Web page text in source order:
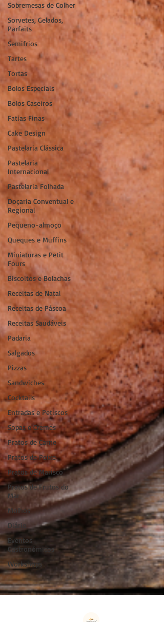
Sobremesas de Colher
Sorvetes, Gelados,
Parfaits
Semifrios
Tartes
Tortas
Bolos Especiais
Bolos Caseiros
Fatias Finas
Cake Design
Pastelaria Clássica
Pastelaria
Internacional
Pastelaria Folhada
Doçaria Conventual e
Regional
Pequeno-almoço
Queques e Muffins
Miniaturas e Petit
Fours
Biscoitos e Bolachas
Receitas de Natal
Receitas de Páscoa
Receitas Saudáveis
Padaria
Salgados
Pizzas
Sandwiches
Cocktails
Entradas e Petiscos
Sopas e Cremes
Pratos de Carne
Pratos de Peixe
Pratos de Marisco
Pratos de Frutos do
Mar
Molhos
Diário
Eventos
Gastronómicos
Workshops